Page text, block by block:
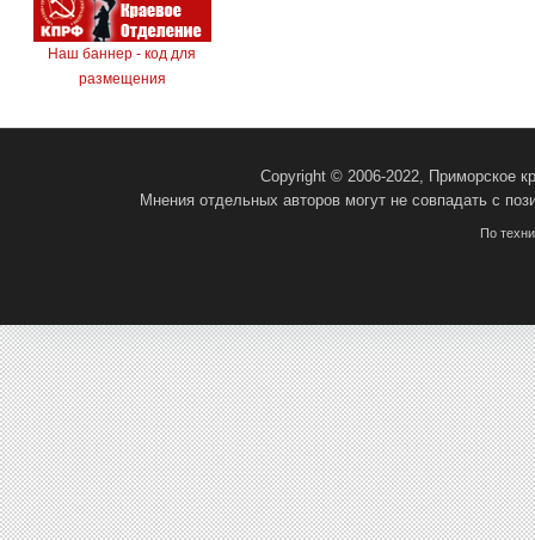
Наш баннер - код для
размещения
Copyright © 2006-2022, Приморское
Мнения отдельных авторов могут не совпадать с
По